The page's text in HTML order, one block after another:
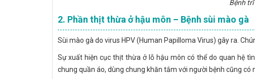
Bệnh trĩ
2. Phần thịt thừa ở hậu môn – Bệnh sùi mào gà
Sùi mào gà do virus HPV (Human Papilloma Virus) gây ra.
Sự xuất hiện cục thịt thừa ở lỗ hậu môn có thể do quan hệ
chung quần áo, dùng chung khăn tắm với người bệnh cũng có